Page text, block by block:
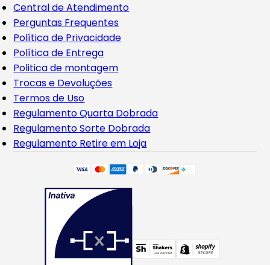
Central de Atendimento
Perguntas Frequentes
Política de Privacidade
Política de Entrega
Politica de montagem
Trocas e Devoluções
Termos de Uso
Regulamento Quarta Dobrada
Regulamento Sorte Dobrada
Regulamento Retire em Loja